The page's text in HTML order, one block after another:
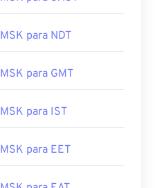
MSK para NDT
MSK para GMT
MSK para IST
MSK para EET